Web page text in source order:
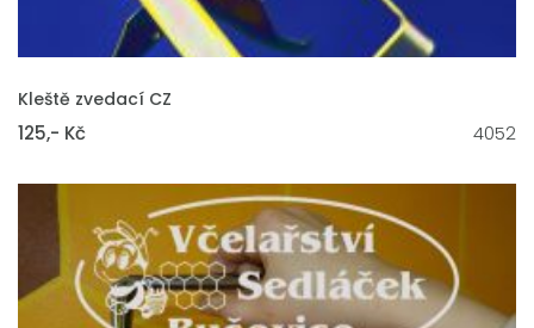
VLOŽIT DO KOŠÍKU
Kleště zvedací CZ
125,- Kč 4052